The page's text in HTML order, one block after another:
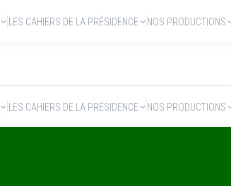
LES CAHIERS DE LA PRÉSIDENCE NOS PRODUCTIONS
LES CAHIERS DE LA PRÉSIDENCE NOS PRODUCTIONS